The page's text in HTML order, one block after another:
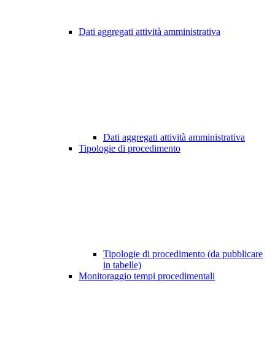
Dati aggregati attività amministrativa
Dati aggregati attività amministrativa
Tipologie di procedimento
Tipologie di procedimento (da pubblicare
in tabelle)
Monitoraggio tempi procedimentali